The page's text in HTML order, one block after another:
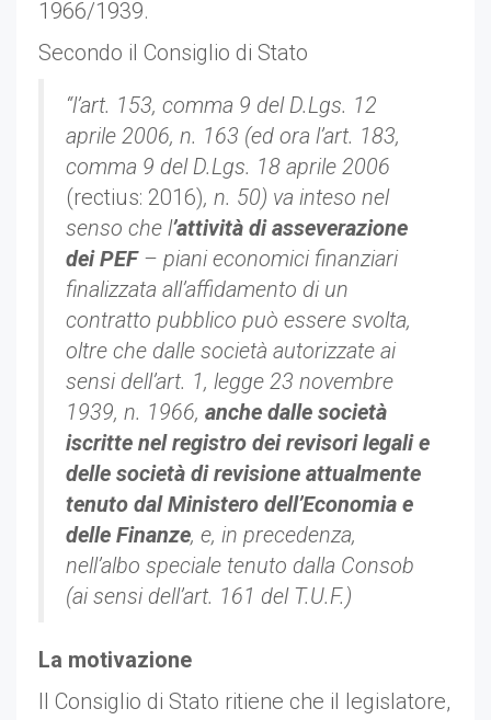
1966/1939.
Secondo il Consiglio di Stato
“l’art. 153, comma 9 del D.Lgs. 12
aprile 2006, n. 163 (ed ora l’art. 183,
comma 9 del D.Lgs. 18 aprile 2006
(rectius: 2016), n. 50) va inteso nel
senso che l’attività di asseverazione
dei PEF– piani economici finanziari
finalizzata all’affidamento di un
contratto pubblico può essere svolta,
oltre che dalle società autorizzate ai
sensi dell’art. 1, legge 23 novembre
1939, n. 1966, anche dalle società
iscritte nel registro dei revisori legali e
delle società di revisione attualmente
tenuto dal Ministero dell’Economia e
delle Finanze, e, in precedenza,
nell’albo speciale tenuto dalla Consob
(ai sensi dell’art. 161 del T.U.F.)
La motivazione
Il Consiglio di Stato ritiene che il legislatore,